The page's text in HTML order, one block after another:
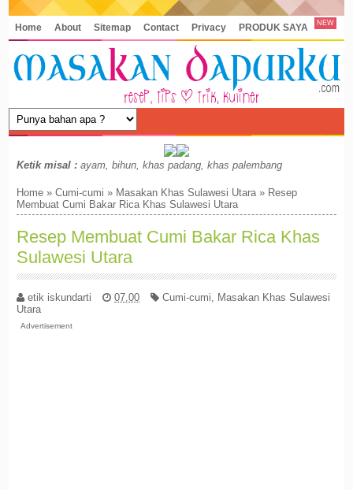
Home About Sitemap Contact Privacy PRODUK SAYA NEW
Ketik misal : ayam, bihun, khas padang, khas palembang
Home »Cumi-cumi » Masakan Khas Sulawesi Utara» Resep
Membuat Cumi Bakar Rica Khas Sulawesi Utara
Resep Membuat Cumi Bakar Rica Khas
Sulawesi Utara
etik iskundarti 07.00 Cumi-cumi
Masakan Khas Sulawesi
Utara
Advertisement